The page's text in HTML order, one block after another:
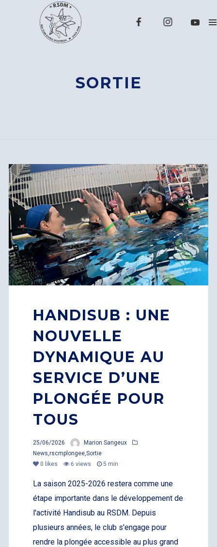
SORTIE
HANDISUB : UNE
NOUVELLE
DYNAMIQUE AU
SERVICE D’UNE
PLONGÉE POUR
TOUS
25/06/2026
Marion Sangeux
News rscmplongee, Sortie
0 likes 6 views 5 min
La saison 2025-2026 restera comme une
étape importante dans le développement de
l'activité Handisub au RSDM. Depuis
plusieurs années, le club s'engage pour
rendre la plongée accessible au plus grand